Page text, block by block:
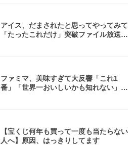
アイス、だまされたと思ってやってみて
「たったこれだけ」突破ファイル放送で
ファミマ、美味すぎて大反響「これ1
番」「世界一おいしいかも知れない」
【宝くじ何年も買って一度も当たらない
人へ】原因、はっきりしてます